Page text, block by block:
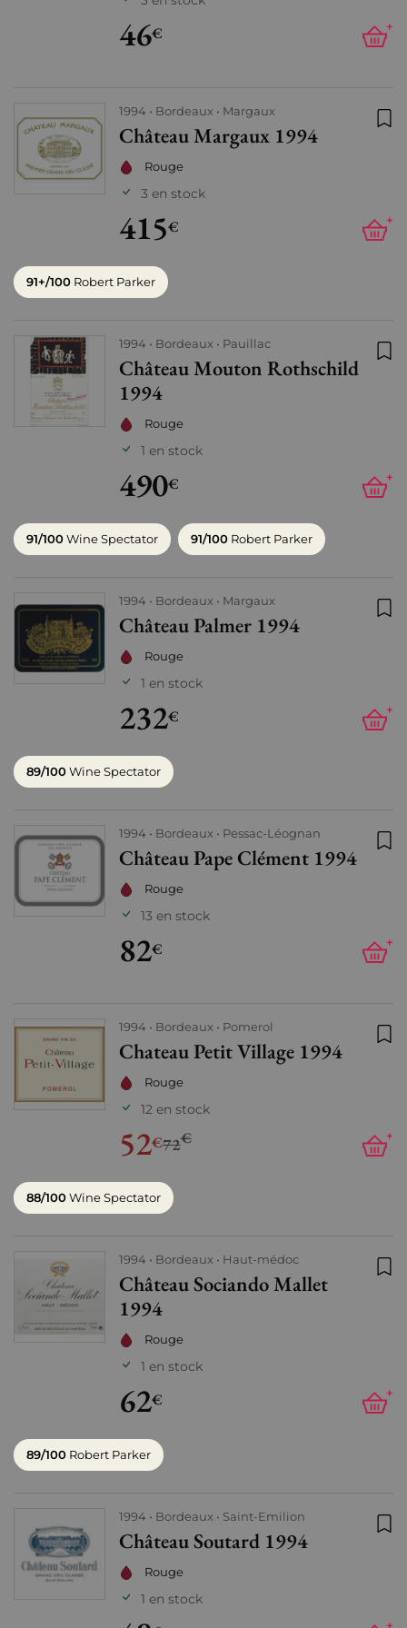
46€ +
1994 Bordeaux Margaux
Château Margaux 1994
Rouge
3 en stock
415€ +
91+/100 Robert Parker
1994 Bordeaux Pauillac
Château Mouton Rothschild
1994
Rouge
1 en stock
490€ +
91/100Wine Spectator 91/100 Robert Parker
1994 Bordeaux Margaux
Château Palmer 1994
Rouge
1 en stock
232€ +
89/100Wine Spectator
1994 Bordeaux Pessac-Léognan
Château Pape Clément 1994
Rouge
13 en stock
82€ +
1994 Bordeaux Pomerol
Chateau Petit Village 1994
Rouge
12 en stock
52€72€ +
88/100Wine Spectator
1994 Bordeaux Haut-médoc
Château Sociando Mallet
1994
Rouge
1 en stock
62€ +
89/100 Robert Parker
1994 Bordeaux Saint-Emilion
Château Soutard 1994
Rouge
1 en stock